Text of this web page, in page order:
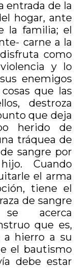
entrada de la
hogar, ante
la familia; el
carne a la
como
y lo
enemigos
que las
destroza
que deja
herido de
tráquea de
sangre por
Cuando
el arma
tiene el
de sangre
acerca
que es,
a hierro a su
el bautismo
debe estar